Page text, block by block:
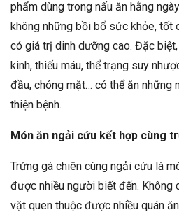
phẩm dùng trong nấu ăn hằng
không những bồi bổ sức khỏe, tốt
có giá trị dinh dưỡng cao. Đặc
kinh, thiếu máu, thể trạng suy
đầu, chóng mặt… có thể ăn những
thiện bệnh.
Món ăn ngải cứu kết hợp cùng
Trứng gà chiên cùng ngải cứu là
được nhiều người biết đến. Không
vặt quen thuộc được nhiều quán